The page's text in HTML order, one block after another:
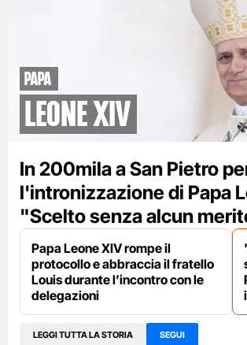
papa
leone XIV
In 200mila a San Pietro
l'intronizzazione di Papa
"Scelto senza alcun
Papa Leone XIV rompe il
protocollo e abbraccia il fratello
Louis durante l’incontro con le
delegazioni
LEGGI TUTTA LA STORIA SEGUI